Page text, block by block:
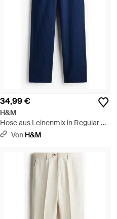
34,99 €
H&M
Hose aus Leinenmix in Regular Fit
- Blau
Von H&M